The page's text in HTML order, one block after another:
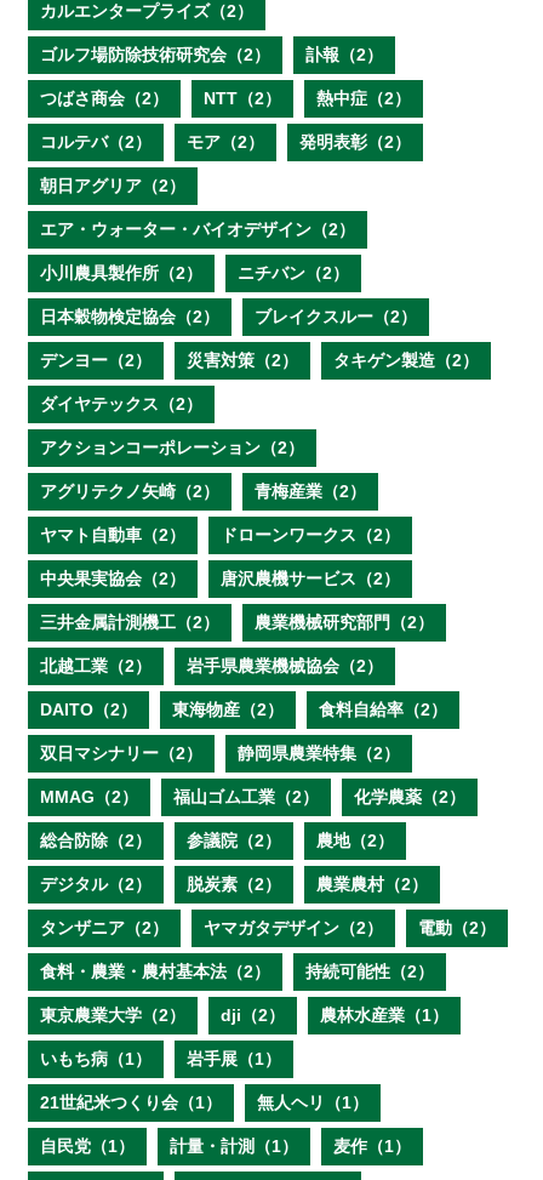
カルエンタープライズ（2）
ゴルフ場防除技術研究会（2） 訃報（2）
つばさ商会（2） NTT（2） 熱中症（2）
コルテバ（2） モア（2） 発明表彰（2）
朝日アグリア（2）
エア・ウォーター・バイオデザイン（2）
小川農具製作所（2） ニチバン（2）
日本穀物検定協会（2） ブレイクスルー（2）
デンヨー（2） 災害対策（2） タキゲン製造（2）
ダイヤテックス（2）
アクションコーポレーション（2）
アグリテクノ矢崎（2） 青梅産業（2）
ヤマト自動車（2） ドローンワークス（2）
中央果実協会（2） 唐沢農機サービス（2）
三井金属計測機工（2） 農業機械研究部門（2）
北越工業（2） 岩手県農業機械協会（2）
DAITO（2） 東海物産（2） 食料自給率（2）
双日マシナリー（2） 静岡県農業特集（2）
MMAG（2） 福山ゴム工業（2） 化学農薬（2）
総合防除（2） 参議院（2） 農地（2）
デジタル（2） 脱炭素（2） 農業農村（2）
タンザニア（2） ヤマガタデザイン（2） 電動（2）
食料・農業・農村基本法（2） 持続可能性（2）
東京農業大学（2） dji（2） 農林水産業（1）
いもち病（1） 岩手展（1）
21世紀米つくり会（1） 無人ヘリ（1）
自民党（1） 計量・計測（1） 麦作（1）